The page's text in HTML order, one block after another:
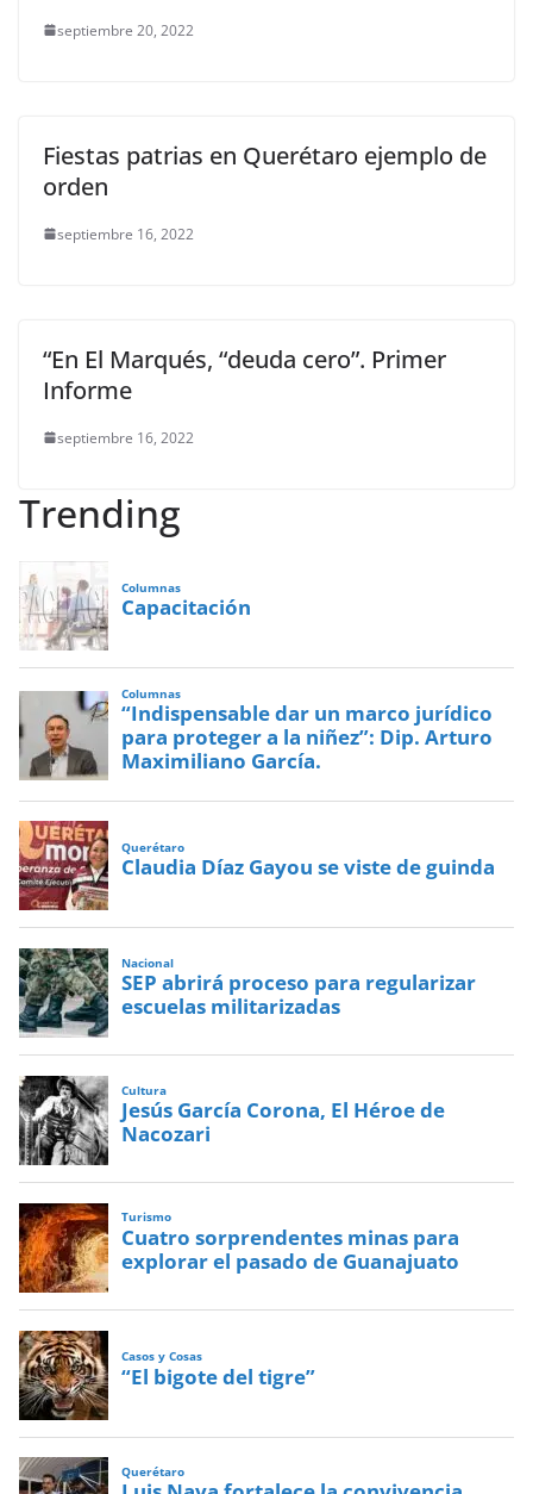
septiembre 20, 2022
Fiestas patrias en Querétaro ejemplo de
orden
septiembre 16, 2022
“En El Marqués, “deuda cero”. Primer
Informe
septiembre 16, 2022
Trending